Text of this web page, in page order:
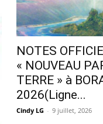
NOTES
« NOUVEAU
TERRE » à
2026(Ligne...
Cindy LG - 9 juillet, 2026